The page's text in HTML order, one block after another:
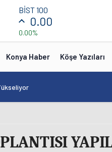
BİST 100
0.00
0.00%
Konya Haber Köşe Yazıları